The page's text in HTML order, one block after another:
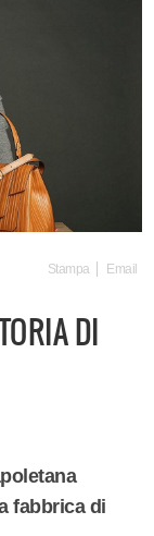
Stampa Email
DI
fabbrica di